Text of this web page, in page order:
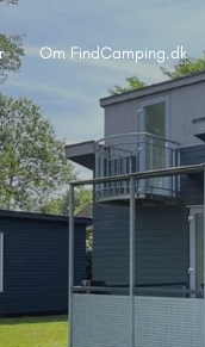
Om FindCamping.dk